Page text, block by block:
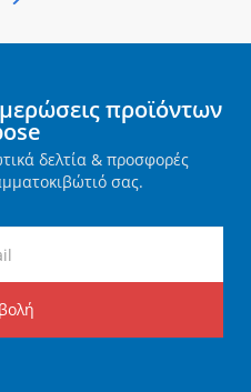
προϊόντων
δελτία & προσφορές
σας.